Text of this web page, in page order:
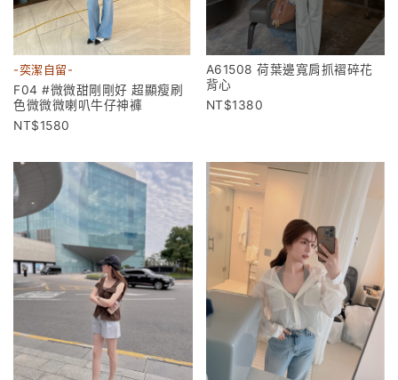
-奕潔自留-
F04 #微微甜剛剛好 超顯瘦刷
色微微微喇叭牛仔神褲
1580
A61508 荷葉邊寬肩抓褶碎花
背心
1380